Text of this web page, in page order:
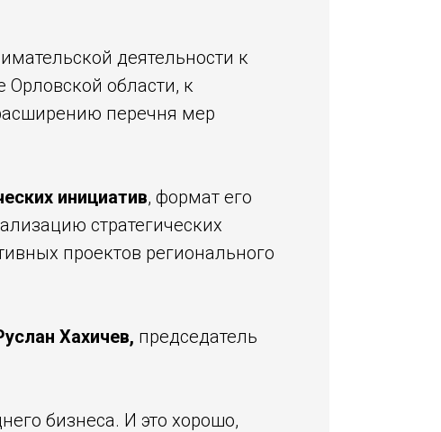
деятельности к
области, к
перечня мер
инициатив, формат его
стратегических
проектов регионального
Хахичев, председатель
бизнеса. И это хорошо,